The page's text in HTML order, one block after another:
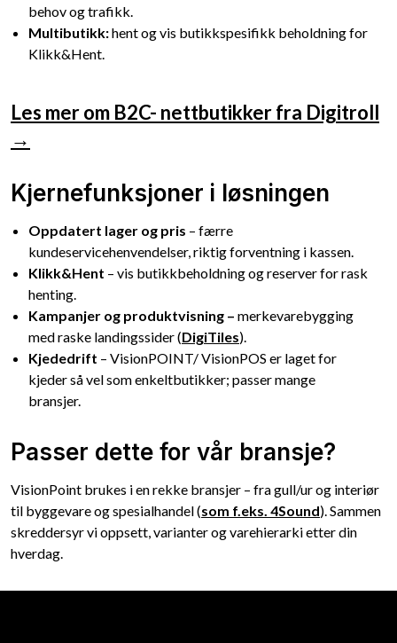
behov og trafikk.
Multibutikk:hent og vis butikkspesifikk beholdning for
Klikk&Hent.
Les mer om B2C- nettbutikker fra Digitroll
→
Kjernefunksjoner i løsningen
Oppdatert lager og pris – færre
kundeservicehenvendelser, riktig forventning i kassen.
Klikk&Hent – vis butikkbeholdning og reserver for rask
henting.
Kampanjer og produktvisning – merkevarebygging
med raske landingssider (DigiTiles).
Kjededrift – VisionPOINT/ VisionPOS er laget for
kjeder så vel som enkeltbutikker; passer mange
bransjer.
Passer dette for vår bransje?
VisionPoint brukes i en rekke bransjer – fra gull/ur og interiør
til byggevare og spesialhandel (som f.eks. 4Sound). Sammen
skreddersyr vi oppsett, varianter og varehierarki etter din
hverdag.